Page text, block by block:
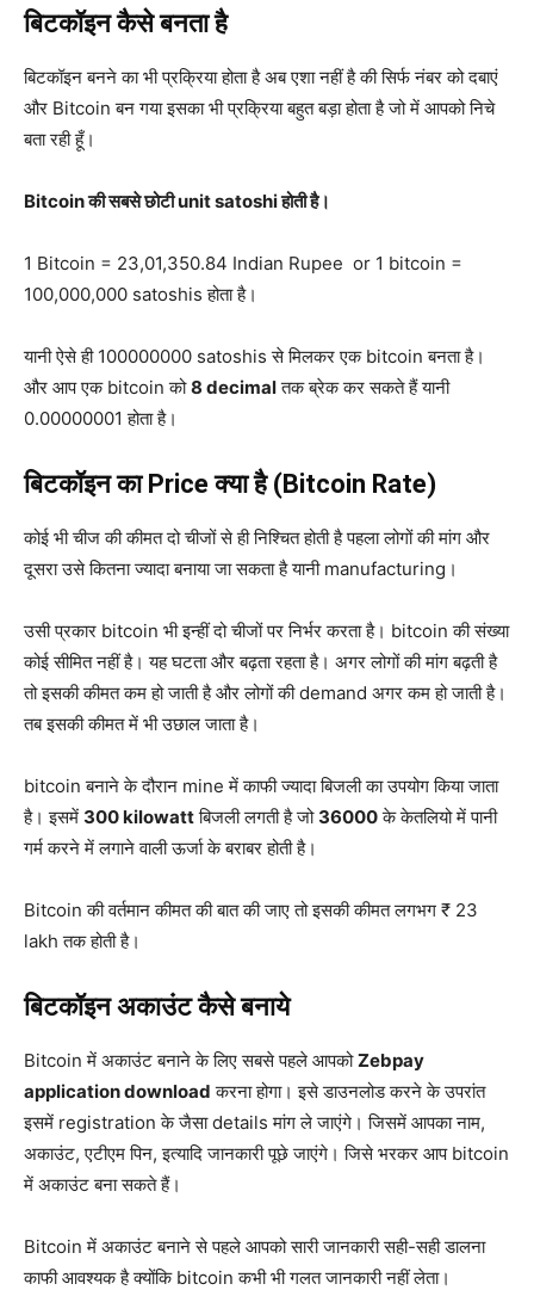
बिटकॉइन कैसे बनता है
बिटकॉइन बनने का भी प्रक्रिया होता है अब एशा नहीं है की सिर्फ नंबर को दबाएं
और Bitcoin बन गया इसका भी प्रक्रिया बहुत बड़ा होता है जो में आपको निचे
बता रही हूँ।
Bitcoin की सबसे छोटी unit satoshi होती है।
1 Bitcoin = 23,01,350.84 Indian Rupee or 1 bitcoin =
100,000,000 satoshis होता है।
यानी ऐसे ही 100000000 satoshis से मिलकर एक bitcoin बनता है।
और आप एक bitcoin को8 decimalतक ब्रेक कर सकते हैं यानी
0.00000001 होता है।
बिटकॉइन का Price क्या है (Bitcoin Rate)
कोई भी चीज की कीमत दो चीजों से ही निश्चित होती है पहला लोगों की मांग और
दूसरा उसे कितना ज्यादा बनाया जा सकता है यानी manufacturing।
उसी प्रकार bitcoin भी इन्हीं दो चीजों पर निर्भर करता है। bitcoin की संख्या
कोई सीमित नहीं है। यह घटता और बढ़ता रहता है। अगर लोगों की मांग बढ़ती है
तो इसकी कीमत कम हो जाती है और लोगों की demand अगर कम हो जाती है।
तब इसकी कीमत में भी उछाल जाता है।
bitcoin बनाने के दौरान mine में काफी ज्यादा बिजली का उपयोग किया जाता
है। इसमें 300 kilowattबिजली लगती है जो 36000के केतलियो में पानी
गर्म करने में लगाने वाली ऊर्जा के बराबर होती है।
Bitcoin की वर्तमान कीमत की बात की जाए तो इसकी कीमत लगभग ₹ 23
lakh तक होती है।
बिटकॉइन अकाउंट कैसे बनाये
Bitcoin में अकाउंट बनाने के लिए सबसे पहले आपकोZebpay
application download करना होगा। इसे डाउनलोड करने के उपरांत
इसमें registration के जैसा details मांग ले जाएंगे। जिसमें आपका नाम,
अकाउंट, एटीएम पिन, इत्यादि जानकारी पूछे जाएंगे। जिसे भरकर आप bitcoin
में अकाउंट बना सकते हैं।
Bitcoin में अकाउंट बनाने से पहले आपको सारी जानकारी सही-सही डालना
काफी आवश्यक है क्योंकि bitcoin कभी भी गलत जानकारी नहीं लेता।